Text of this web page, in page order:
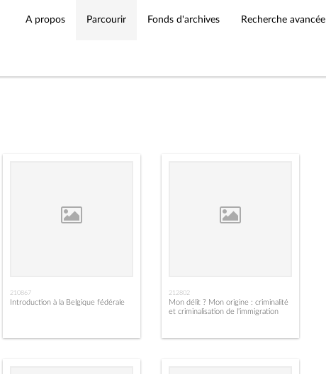
A propos Parcourir Fonds d'archives Recherche avancée
210867
Introduction à la Belgique fédérale
212802
Mon délit ? Mon origine : criminalité
et criminalisation de l'immigration